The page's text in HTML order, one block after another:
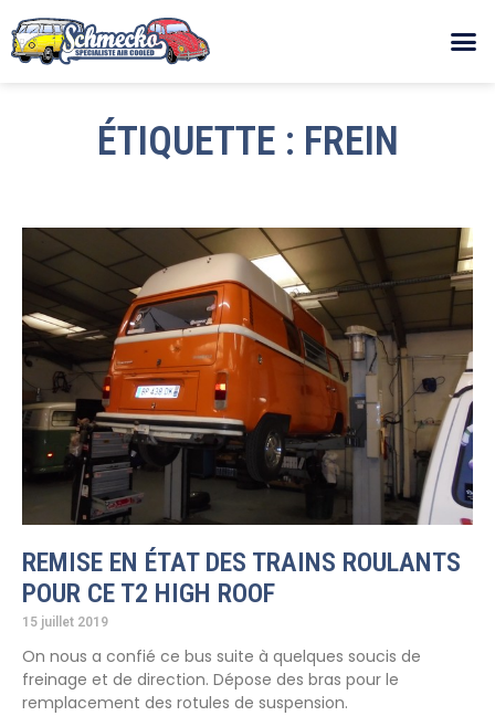
ÉTIQUETTE : FREIN
REMISE EN ÉTAT DES TRAINS ROULANTS
POUR CE T2 HIGH ROOF
15 juillet 2019
On nous a confié ce bus suite à quelques soucis de
freinage et de direction. Dépose des bras pour le
remplacement des rotules de suspension.